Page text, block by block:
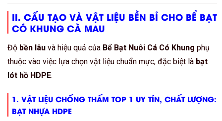
II. CẤU TẠO VÀ VẬT LIỆU BỀN BỈ CHO BỂ BẠT
CÓ KHUNG CÀ MAU
Độ bền lâu và hiệu quả của Bể Bạt Nuôi Cá Có Khung phụ
thuộc vào việc lựa chọn vật liệu chuẩn mực, đặc biệt là bạt
lót hồ HDPE.
1. VẬT LIỆU CHỐNG THẤM TOP 1 UY TÍN, CHẤT LƯỢNG:
BẠT NHỰA HDPE